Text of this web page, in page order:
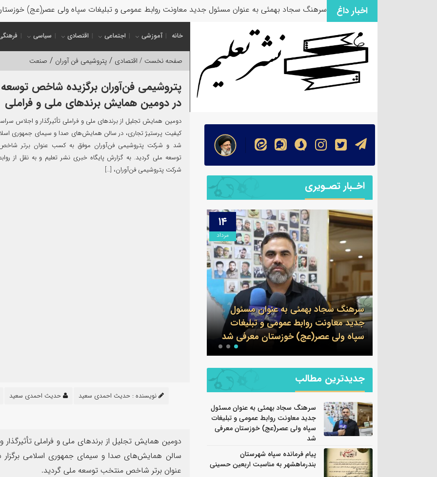
اخبار داغ سرهنگ سجاد بهمئی به عنوان مسئول جدید معاونت روابط عمومی و تبلیغات سپاه ولی عصر(عج)
خانه آموزشی اجتماعی اقتصادی سیاسی
صفحه نخست / اقتصادی / پتروشیمی فن آوران / صنعت
پتروشیمی فن‌آوران برگزیده شاخص
در دومین همایش برندهای ملی و فراملی
دومین همایش تجلیل از برندهای ملی و فراملی تأثیرگذار و اجلاس
کیفیت پرستیژ تجاری، در سالن همایش‌های صدا و سیمای جمهوری
شد و شرکت پتروشیمی فن‌آوران موفق به کسب عنوان برتر
توسعه ملی گردید. به گزارش پایگاه خبری نشر تعلیم و به نقل از
شرکت پتروشیمی فن‌آوران، […]
حدیث احمدی سعید نویسنده : حدیث احمدی سعید
دومین همایش تجلیل از برندهای ملی و فراملی
سالن همایش‌های صدا و سیمای جمهوری اسلامی
عنوان برتر شاخص منتخب توسعه ملی گردید.
اخـبار تصـویری
۱۳
مرداد
پیام فرمانده سپاه شهرستان بندرماهشهر
به مناسبت اربعین حسینی
سرهنگ
جدید
سپاه
جدیدترین مطالب
سرهنگ سجاد بهمئی به عنوان مسئول
جدید معاونت روابط عمومی و تبلیغات
سپاه ولی عصر(عج) خوزستان معرفی
شد
پیام فرمانده سپاه شهرستان
بندرماهشهر به مناسبت اربعین حسینی